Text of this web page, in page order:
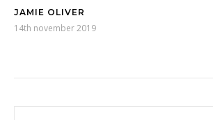
JAMIE OLIVER
14th november 2019